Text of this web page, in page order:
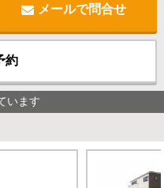
メールで問合せ
約
います